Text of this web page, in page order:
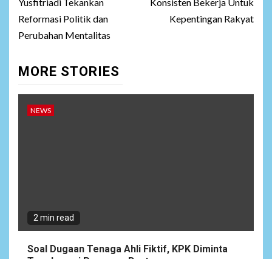
Yusfitriadi Tekankan
Reformasi Politik dan
Perubahan Mentalitas
Konsisten Bekerja Untuk
Kepentingan Rakyat
MORE STORIES
NEWS
2 min read
Soal Dugaan Tenaga Ahli Fiktif, KPK Diminta